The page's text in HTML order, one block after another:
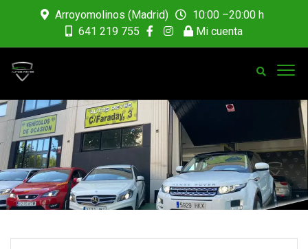
Arroyomolinos (Madrid)
10:00 –20:00 h
641 219 755
Mi cuenta